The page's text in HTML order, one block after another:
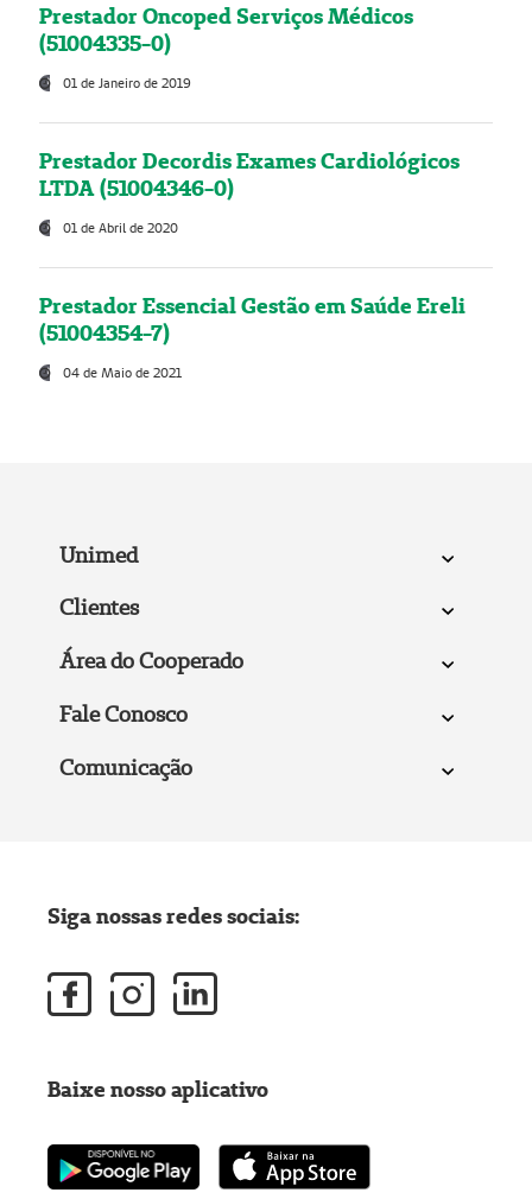
Prestador Oncoped Serviços Médicos
(51004335-0)
01 de Janeiro de 2019
Prestador Decordis Exames Cardiológicos
LTDA (51004346-0)
01 de Abril de 2020
Prestador Essencial Gestão em Saúde Ereli
(51004354-7)
04 de Maio de 2021
Unimed
Clientes
Área do Cooperado
Fale Conosco
Comunicação
Siga nossas redes sociais:
Baixe nosso aplicativo